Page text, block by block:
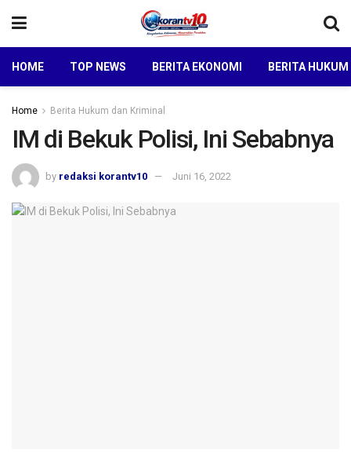
HOME TOP NEWS BERITA EKONOMI BERITA
Home Berita Hukum dan Kriminal
IM di Bekuk Polisi, Ini Sebabnya
by redaksi korantv10 Juni 16, 2022